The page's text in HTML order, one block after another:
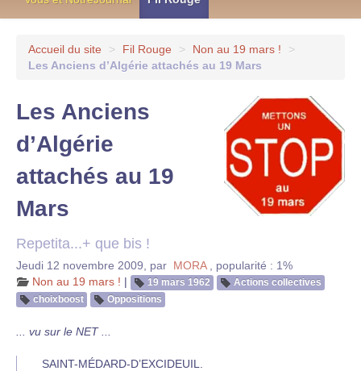
Accueil du site > Fil Rouge > Non au 19 mars !
>
Les Anciens d’Algérie attachés au 19 Mars
Les Anciens
d’Algérie
attachés au 19
Mars
Repetita...+ que bis !
Jeudi 12 novembre 2009 par MORA
popularité : 1%
Non au 19 mars ! | 19 mars 1962
Actions collectives
choixboost
Oppositions
... vu sur le NET ...
SAINT-MÉDARD-D’EXCIDEUIL.